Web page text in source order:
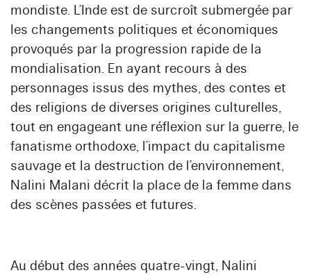
mondiste. L’Inde est de surcroît submergée par
les changements politiques et économiques
provoqués par la progression rapide de la
mondialisation. En ayant recours à des
personnages issus des mythes, des contes et
des religions de diverses origines culturelles,
tout en engageant une réflexion sur la guerre, le
fanatisme orthodoxe, l’impact du capitalisme
sauvage et la destruction de l’environnement,
Nalini Malani décrit la place de la femme dans
des scènes passées et futures.
Au début des années quatre-vingt, Nalini